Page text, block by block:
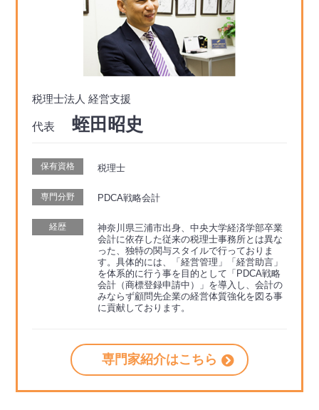
税理士法人 経営支援
代表 蛭田昭史
保有資格 税理士
専門分野 PDCA戦略会計
経歴
神奈川県三浦市出身、中央大学経済学部卒業
会計に依存した従来の税理士事務所とは異な
った、独特の関与スタイルで行っておりま
す。具体的には、「経営管理」「経営助言」
を体系的に行う事を目的として「PDCA戦略
会計（商標登録申請中）」を導入し、会計の
みならず顧問先企業の経営体質強化を図る事
に貢献しております。
専門家紹介はこちら